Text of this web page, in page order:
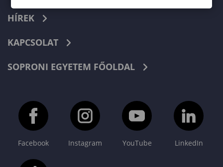
HÍREK
KAPCSOLAT
SOPRONI EGYETEM FŐOLDAL
Facebook Instagram YouTube LinkedIn